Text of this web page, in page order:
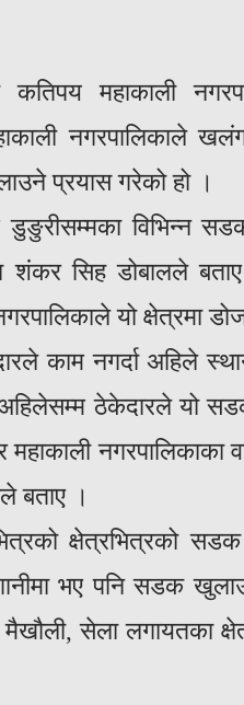
कतिपय महाकाली
नगरपालिकाले
प्रयास गरेको हो ।
डुङुरीसम्मका विभिन्न
शंकर सिह डोबालले
यो क्षेत्रमा
काम नगर्दा अहिले
अहिलेसम्म ठेकेदारले
महाकाली नगरपालिकाका
बताए ।
क्षेत्रभित्रको
भए पनि सडक
मैखौली, सेला लगायतका